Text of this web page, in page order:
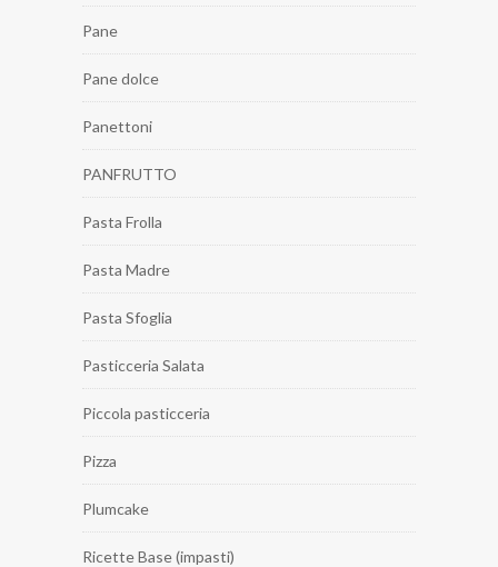
Pane
Pane dolce
Panettoni
PANFRUTTO
Pasta Frolla
Pasta Madre
Pasta Sfoglia
Pasticceria Salata
Piccola pasticceria
Pizza
Plumcake
Ricette Base (impasti)